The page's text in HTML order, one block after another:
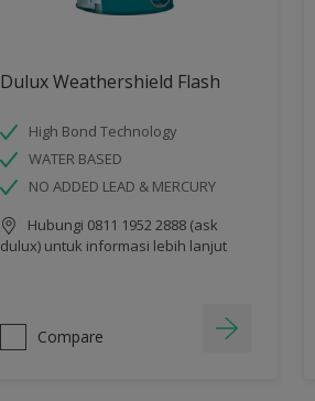
Dulux Weathershield Flash
High Bond Technology
WATER BASED
NO ADDED LEAD & MERCURY
Hubungi 0811 1952 2888 (ask
dulux) untuk informasi lebih lanjut
Compare